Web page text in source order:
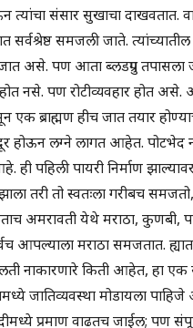
त्यांचा संसार सुखाचा दाखवतात.
सर्वश्रेष्ठ समजली जाते.
जात असे. पण आता ब्लडग्रुप
नसे. पण रोटीव्यवहार होत असे.
एक ब्राह्मण हीच जात तयार
होऊन लग्ने लागत आहेत. पोटभेद
ही पहिली पायरी निर्माण
तरी तो स्वतःला गरीबच
अमरावती येथे मराठा, कुणबी,
आपल्याला मराठा समजतात.
नाकारणारे किती आहेत, हा एक
जातिव्यवस्था मोडायला पाहिजे
प्रमाण वाढतच जाईल; पण